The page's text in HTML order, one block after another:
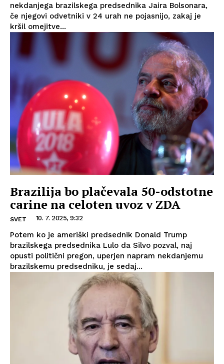
nekdanjega brazilskega predsednika Jaira Bolsonara,
če njegovi odvetniki v 24 urah ne pojasnijo, zakaj je
kršil omejitve...
Brazilija bo plačevala 50-odstotne
carine na celoten uvoz v ZDA
SVET 10. 7. 2025, 9:32
Potem ko je ameriški predsednik Donald Trump
brazilskega predsednika Lulo da Silvo pozval, naj
opusti politični pregon, uperjen napram nekdanjemu
brazilskemu predsedniku, je sedaj...